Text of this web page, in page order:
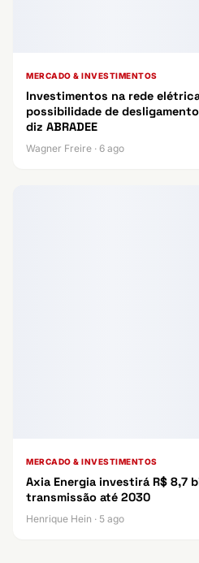
MERCADO & INVESTIMENTOS
Investimentos na rede
possibilidade de
diz ABRADEE
Wagner Freire · 6 ago
MERCADO & INVESTIMENTOS
Axia Energia investirá R$ 8,7
transmissão até 2030
Henrique Hein · 5 ago